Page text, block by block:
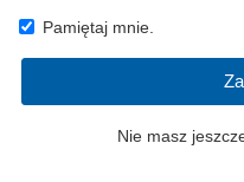
Pamiętaj mnie.
Nie masz